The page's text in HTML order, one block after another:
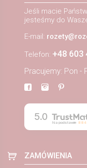
Jeśli macie
jesteśmy do
E-mail:
Telefon: +48 603
Pracujemy: Pon -
5.0
Na podstawie 884
ZAMÓWIENIA